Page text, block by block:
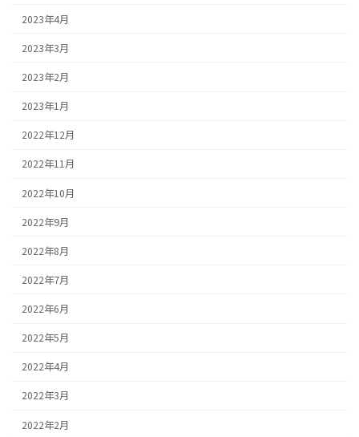
2023年4月
2023年3月
2023年2月
2023年1月
2022年12月
2022年11月
2022年10月
2022年9月
2022年8月
2022年7月
2022年6月
2022年5月
2022年4月
2022年3月
2022年2月